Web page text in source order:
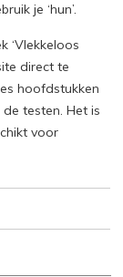
je ‘hun’.
‘Vlekkeloos
direct te
hoofdstukken
testen. Het is
voor